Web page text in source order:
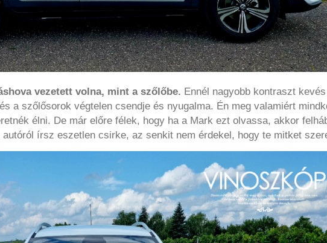
vezetett volna, mint a szőlőbe. Ennél nagyobb kontraszt
a szőlősorok végtelen csendje és nyugalma. Én meg valamiért
élni. De már előre félek, hogy ha a Mark ezt olvassa, akkor
írsz eszetlen csirke, az senkit nem érdekel, hogy te mitket